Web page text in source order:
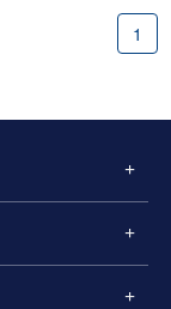
1